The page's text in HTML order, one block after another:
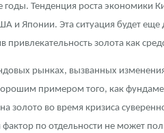
Тенденция роста экономики
Японии. Эта ситуация будет еще
золота как
рынках, вызванных
примером того, как
во время кризиса
по отдельности не может